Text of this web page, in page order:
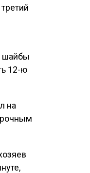
шайбы
12-ю
на